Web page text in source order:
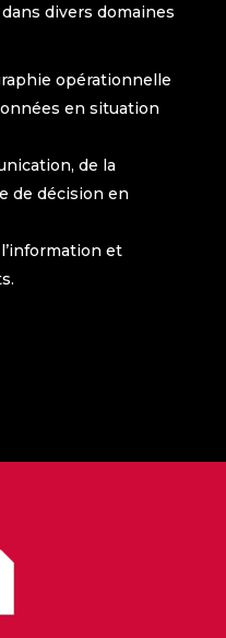
divers domaines
opérationnelle
en situation
de la
de décision en
et